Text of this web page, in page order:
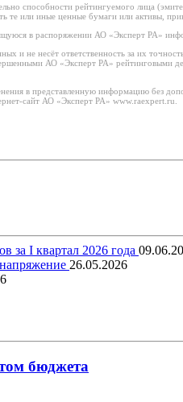
способности рейтингуемого лица
те или иные ценные бумаги или активы,
в распоряжении АО «Эксперт РА»
и не несёт ответственность за их
АО «Эксперт РА»
в представленную информацию без
сайт АО «Эксперт РА» www.raexpert.ru.
за I квартал 2026 года
26.05.2026
бюджета